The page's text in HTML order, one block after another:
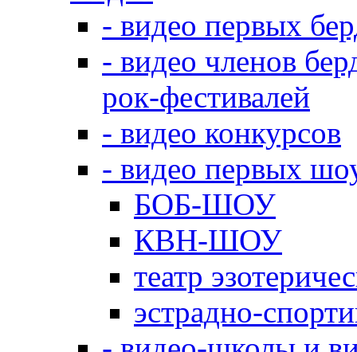
- видео первых
- видео членов
рок-фестивалей
- видео конкурсов
- видео первых
БОБ-ШОУ
КВН-ШОУ
театр
эстрадно-